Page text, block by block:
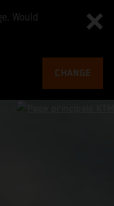
Would
CHANGE